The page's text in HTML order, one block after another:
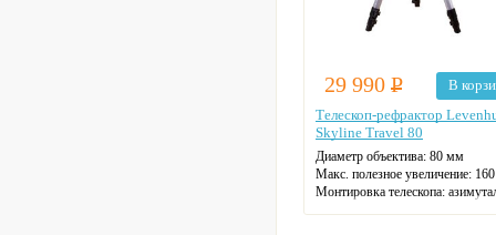
29 990 Р
В
Телескоп-рефрактор
Skyline Travel 80
Диаметр объектива: 80 мм
Макс. полезное увеличение: 160
Монтировка телескопа: